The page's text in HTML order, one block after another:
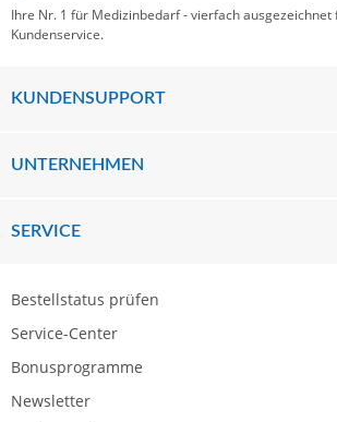
Ihre Nr. 1 für Medizinbedarf - vierfach ausgezeichnet
Kundenservice.
KUNDENSUPPORT
UNTERNEHMEN
SERVICE
Bestellstatus prüfen
Service-Center
Bonusprogramme
Newsletter